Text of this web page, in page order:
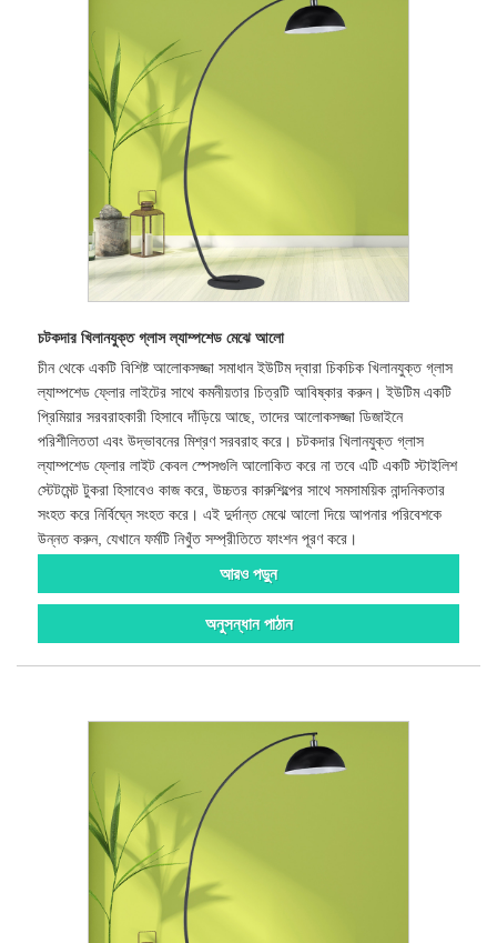
চটকদার খিলানযুক্ত গ্লাস ল্যাম্পশেড মেঝে আলো
চীন থেকে একটি বিশিষ্ট আলোকসজ্জা সমাধান ইউটিম দ্বারা চিকচিক খিলানযুক্ত গ্লাস
ল্যাম্পশেড ফ্লোর লাইটের সাথে কমনীয়তার চিত্রটি আবিষ্কার করুন। ইউটিম একটি
প্রিমিয়ার সরবরাহকারী হিসাবে দাঁড়িয়ে আছে, তাদের আলোকসজ্জা ডিজাইনে
পরিশীলিততা এবং উদ্ভাবনের মিশ্রণ সরবরাহ করে। চটকদার খিলানযুক্ত গ্লাস
ল্যাম্পশেড ফ্লোর লাইট কেবল স্পেসগুলি আলোকিত করে না তবে এটি একটি স্টাইলিশ
স্টেটমেন্ট টুকরা হিসাবেও কাজ করে, উচ্চতর কারুশিল্পের সাথে সমসাময়িক নান্দনিকতার
সংহত করে নির্বিঘ্নে সংহত করে। এই দুর্দান্ত মেঝে আলো দিয়ে আপনার পরিবেশকে
উন্নত করুন, যেখানে ফর্মটি নিখুঁত সম্প্রীতিতে ফাংশন পূরণ করে।
আরও পড়ুন
অনুসন্ধান পাঠান